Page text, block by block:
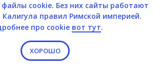
cookie. Без них сайты работают
правил Римской империей.
про cookie вот тут.
ХОРОШО
забронировать места
по Поварской: готика,
красивая жизнь